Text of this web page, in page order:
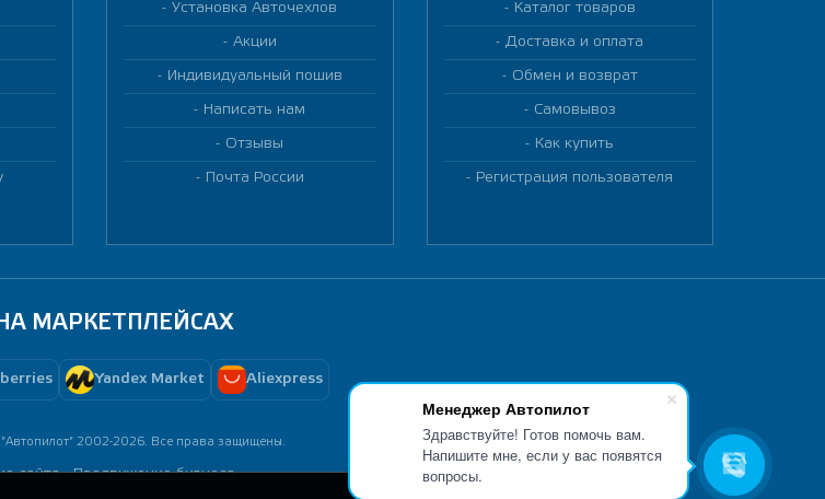
Менеджер Автопилот
Здравствуйте! Готов помочь вам.
Напишите мне, если у вас появятся
вопросы.
Установка Авточехлов
Акции
Индивидуальный пошив
Написать нам
Отзывы
Почта России
Каталог товаров
Доставка и оплата
Обмен и возврат
Самовывоз
Как купить
Регистрация пользователя
МАРКЕТПЛЕЙСАХ
Yandex Market Aliexpress
2002-2026. Все права защищены.
сайта -Продвижение бизнеса